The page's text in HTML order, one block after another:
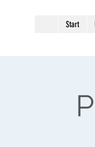
Start